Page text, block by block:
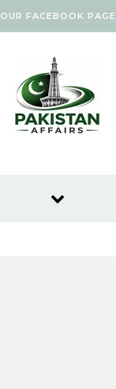
OUR FACEBOOK PAGE